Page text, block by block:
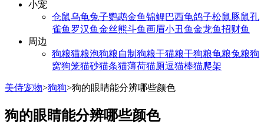
小宠
仓鼠乌龟兔子鹦鹉金鱼锦鲤巴西龟鸽子松鼠豚鼠孔
雀鱼 罗汉鱼金丝熊斗鱼画眉小丑鱼金龙鱼招财鱼
周边
狗粮猫粮泡狗粮自制狗粮干猫粮干狗粮龟粮兔粮狗
窝狗笼猫砂猫条猫薄荷猫厕逗猫棒猫爬架
美侍宠物>狗狗>狗的眼睛能分辨哪些颜色
狗的眼睛能分辨哪些颜色